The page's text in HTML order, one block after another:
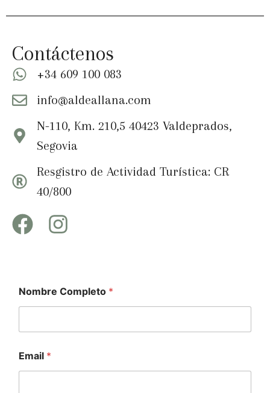
Contáctenos
+34 609 100 083
info@aldeallana.com
N-110, Km. 210,5 40423 Valdeprados,
Segovia
Resgistro de Actividad Turística: CR
40/800
o
m
a
r
i
Nombre Completo *
Email *